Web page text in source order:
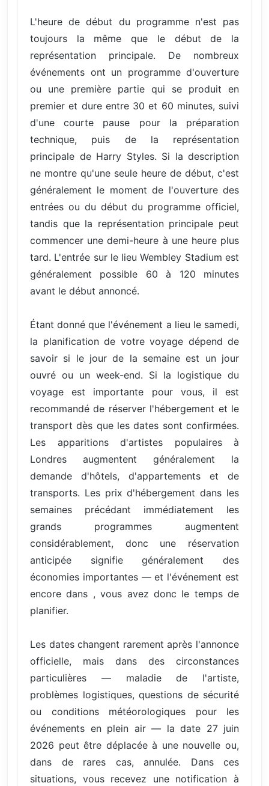
L'heure de début du programme n'est pas
toujours la même que le début de la
représentation principale. De nombreux
événements ont un programme d'ouverture
ou une première partie qui se produit en
premier et dure entre 30 et 60 minutes, suivi
d'une courte pause pour la préparation
technique, puis de la représentation
principale de Harry Styles. Si la description
ne montre qu'une seule heure de début, c'est
généralement le moment de l'ouverture des
entrées ou du début du programme officiel,
tandis que la représentation principale peut
commencer une demi-heure à une heure plus
tard. L'entrée sur le lieu Wembley Stadium est
généralement possible 60 à 120 minutes
avant le début annoncé.
Étant donné que l'événement a lieu le samedi,
la planification de votre voyage dépend de
savoir si le jour de la semaine est un jour
ouvré ou un week-end. Si la logistique du
voyage est importante pour vous, il est
recommandé de réserver l'hébergement et le
transport dès que les dates sont confirmées.
Les apparitions d'artistes populaires à
Londres augmentent généralement la
demande d'hôtels, d'appartements et de
transports. Les prix d'hébergement dans les
semaines précédant immédiatement les
grands programmes augmentent
considérablement, donc une réservation
anticipée signifie généralement des
économies importantes — et l'événement est
encore dans , vous avez donc le temps de
planifier.
Les dates changent rarement après l'annonce
officielle, mais dans des circonstances
particulières — maladie de l'artiste,
problèmes logistiques, questions de sécurité
ou conditions météorologiques pour les
événements en plein air — la date 27 juin
2026 peut être déplacée à une nouvelle ou,
dans de rares cas, annulée. Dans ces
situations, vous recevez une notification à